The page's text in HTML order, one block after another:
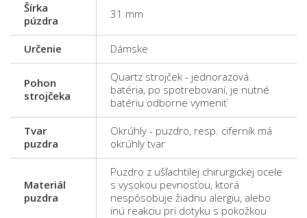
Šírka
púzdra
31 mm
Určenie Dámske
Pohon
strojčeka
Quartz strojček - jednorazová
batéria, po spotrebovaní, je nutné
batériu odborne vymeniť
Tvar
puzdra
Okrúhly - puzdro, resp. ciferník má
okrúhly tvar
Materiál
puzdra
Puzdro z ušľachtilej chirurgickej ocele
s vysokou pevnosťou, ktorá
nespôsobuje žiadnu alergiu, alebo
inú reakciu pri dotyku s pokožkou